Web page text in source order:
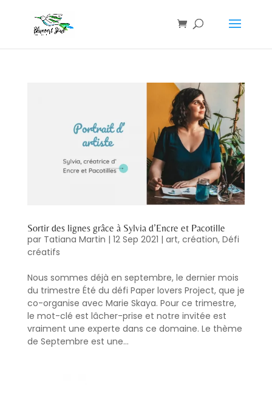
Sortir des lignes grâce à Sylvia d’Encre et Pacotille
par Tatiana Martin | 12 Sep 2021 | art, création, Défi
créatifs
Nous sommes déjà en septembre, le dernier mois
du trimestre Été du défi Paper lovers Project, que je
co-organise avec Marie Skaya. Pour ce trimestre,
le mot-clé est lâcher-prise et notre invitée est
vraiment une experte dans ce domaine. Le thème
de Septembre est une...